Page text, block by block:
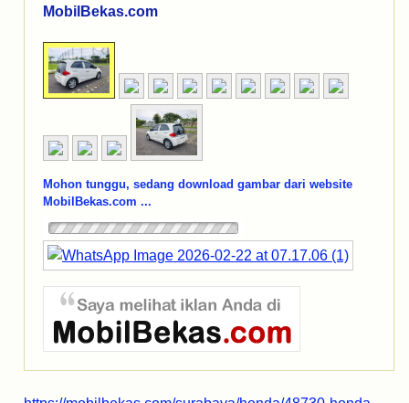
MobilBekas.com
Mohon tunggu, sedang download gambar dari website
MobilBekas.com ...